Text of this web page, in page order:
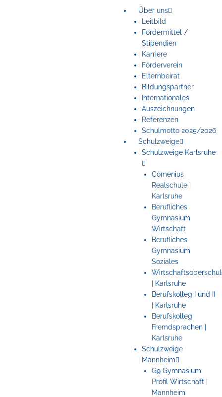
Über uns
Leitbild
Fördermittel /
Stipendien
Karriere
Förderverein
Elternbeirat
Bildungspartner
Internationales
Auszeichnungen
Referenzen
Schulmotto 2025/2026
Schulzweige
Schulzweige Karlsruhe
Comenius
Realschule |
Karlsruhe
Berufliches
Gymnasium
Wirtschaft
Berufliches
Gymnasium
Soziales
| Karlsruhe
Berufskolleg I und II
| Karlsruhe
Berufskolleg
Fremdsprachen |
Karlsruhe
Schulzweige
Mannheim
G9 Gymnasium
Profil Wirtschaft |
Mannheim